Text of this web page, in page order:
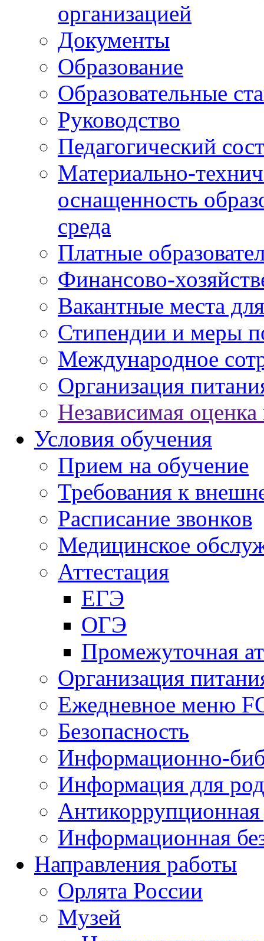
организацией
Документы
Образование
Образовательные
Руководство
Педагогический
Материально-
оснащенность
среда
Платные
Финансово-
Вакантные места
Стипендии и меры
Международное
Организация
Независимая оценка
Условия обучения
Прием на обучение
Требования к
Расписание звонков
Медицинское
Аттестация
ЕГЭ
ОГЭ
Промежуточная
Организация
Ежедневное меню
Безопасность
Информационно-
Информация для
Антикоррупционная
Информационная
Направления работы
Орлята России
Музей